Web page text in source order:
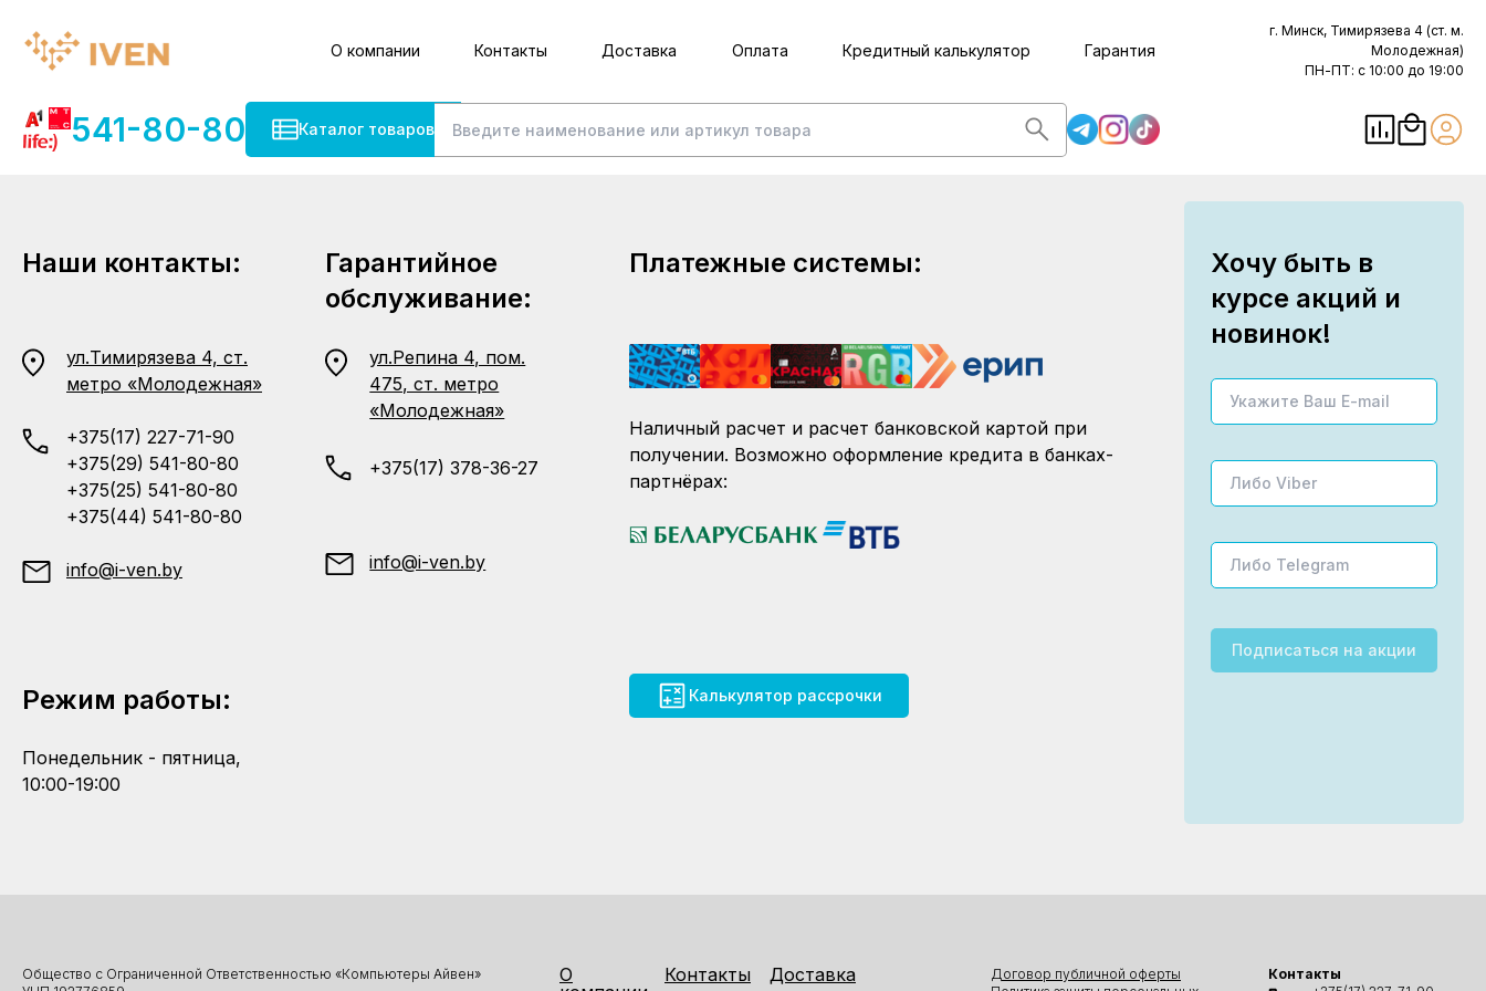
О компании Контакты Доставка Оплата Кредитный калькулятор Гарантия
г. Минск, Тимирязева 4 (ст. м.
Молодежная)
ПН-ПТ: с 10:00 до 19:00
541-80-80 Каталог товаров
Наши контакты:
ул.Тимирязева 4, ст.
метро «Молодежная»
+375(17) 227-71-90
+375(29) 541-80-80
+375(25) 541-80-80
+375(44) 541-80-80
info@i-ven.by
Гарантийное
обслуживание:
ул.Репина 4, пом.
475, ст. метро
«Молодежная»
+375(17) 378-36-27
info@i-ven.by
Платежные системы:
Наличный расчет и расчет банковской картой при
получении. Возможно оформление кредита в банках-
партнёрах:
Режим работы:
Понедельник - пятница,
10:00-19:00
Калькулятор рассрочки
Хочу быть в
курсе акций и
новинок!
Подписаться на акции
Общество с Ограниченной Ответственностью «Компьютеры Айвен»
О
Контакты Доставка
Договор публичной оферты
Контакты